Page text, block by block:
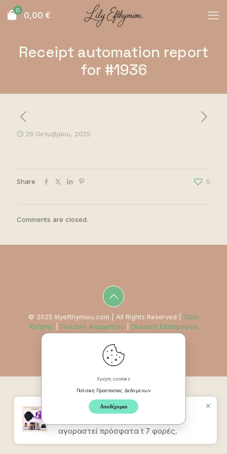
0 0,00 €
Receipt automation report
for #1936
29 Οκτωβρίου, 2025
Share 0
Comments are closed.
© 2025 lilyefthymiou.com | All Rights Reserved | Όροι
Χρήσης
Πολιτική Απορρήτου Πολιτική Επιστροφών
Χρήση cookies
Πολιτική Προστασίας Δεδομένων
Αποδέχομαι
Καπέλο Ανακούφισης
αγοραστεί πρόσφατα t 7 φορές.
✕